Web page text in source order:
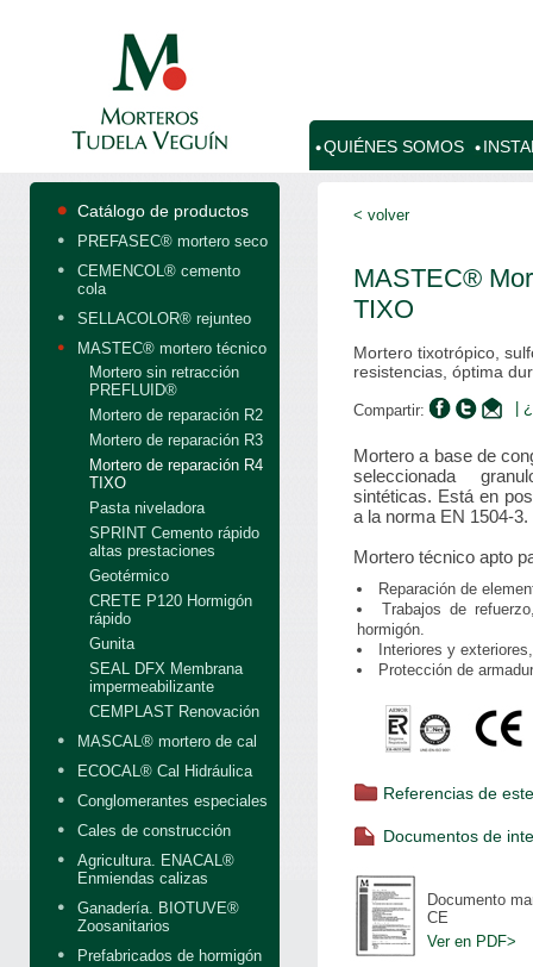
QUIÉNES SOMOS
Catálogo de productos
PREFASEC® mortero seco
CEMENCOL® cemento
cola
SELLACOLOR® rejunteo
MASTEC® mortero técnico
Mortero sin retracción
PREFLUID®
Mortero de reparación R2
Mortero de reparación R3
Mortero de reparación R4
TIXO
Pasta niveladora
SPRINT Cemento rápido
altas prestaciones
Geotérmico
CRETE P120 Hormigón
rápido
Gunita
SEAL DFX Membrana
impermeabilizante
CEMPLAST Renovación
MASCAL® mortero de cal
ECOCAL® Cal Hidráulica
Conglomerantes especiales
Cales de construcción
Agricultura. ENACAL®
Enmiendas calizas
Ganadería. BIOTUVE®
Zoosanitarios
Prefabricados de hormigón
< volver
MASTEC®
TIXO
Mortero tixotrópico,
resistencias, óptima
Compartir: |
Mortero a base de
seleccionada
sintéticas. Está en
a la norma EN 1504-3.
Mortero técnico apto
Reparación de
Trabajos de
hormigón.
Interiores y
Protección de
Referencias de
Documentos de
Documento
CE
Ver en PDF>